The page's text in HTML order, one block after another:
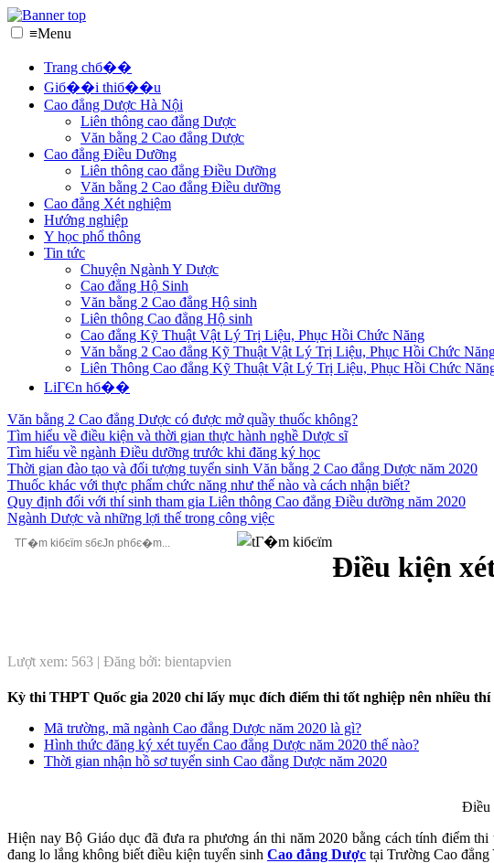
≡Menu
Trang chб��
Giб��i thiб��u
Cao đẳng Dược Hà Nội
Liên thông cao đẳng Dược
Văn bằng 2 Cao đẳng Dược
Cao đẳng Điều Dưỡng
Liên thông cao đẳng Điều Dưỡng
Văn bằng 2 Cao đẳng Điều dưỡng
Cao đẳng Xét nghiệm
Hướng nghiệp
Y học phổ thông
Tin tức
Chuyện Ngành Y Dược
Cao đẳng Hộ Sinh
Văn bằng 2 Cao đẳng Hộ sinh
Liên thông Cao đẳng Hộ sinh
Cao đẳng Kỹ Thuật Vật Lý Trị Liệu, Phục Hồi Chức Năng
Văn bằng 2 Cao đẳng Kỹ Thuật Vật Lý Trị Liệu, Phục Hồi Chức
Liên Thông Cao đẳng Kỹ Thuật Vật Lý Trị Liệu, Phục Hồi Chức
LiГЄn hб��
Văn bằng 2 Cao đẳng Dược có được mở quầy thuốc không?
Tìm hiểu về điều kiện và thời gian thực hành nghề Dược sĩ
Tìm hiểu về ngành Điều dưỡng trước khi đăng ký học
Thời gian đào tạo và đối tượng tuyển sinh Văn bằng 2 Cao đẳng Dược năm 2020
Thuốc khác với thực phẩm chức năng như thế nào và cách nhận biết?
Quy định đối với thí sinh tham gia Liên thông Cao đẳng Điều dưỡng năm 2020
Ngành Dược và những lợi thế trong công việc
Điều kiện
Lượt xem: 563 | Đăng bởi: bientapvien
Kỳ thi THPT Quốc gia 2020 chỉ lấy mục đích điểm thi tốt nghiệp nên nhiều
Mã trường, mã ngành Cao đẳng Dược năm 2020 là gì?
Hình thức đăng ký xét tuyển Cao đẳng Dược năm 2020 thế nào?
Thời gian nhận hồ sơ tuyển sinh Cao đẳng Dược năm 2020
Điều
Hiện nay Bộ Giáo dục đã đưa ra phương án thi năm 2020 bằng cách tính điểm
đang lo lắng không biết điều kiện tuyển sinh Cao đẳng Dược tại Trường Cao